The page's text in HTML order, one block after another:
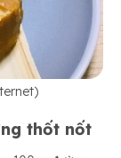
thốt nốt